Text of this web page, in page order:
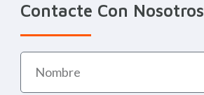
Contacte Con Nosotros